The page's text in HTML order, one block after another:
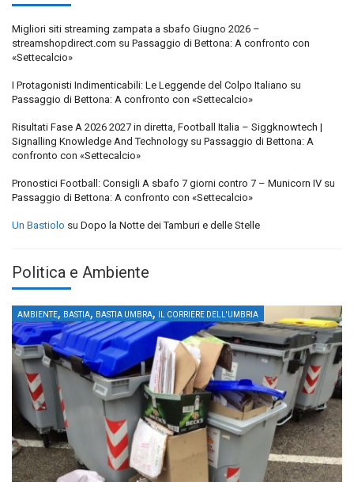
Migliori siti streaming zampata a sbafo Giugno 2026 –
streamshopdirect.com su Passaggio di Bettona: A confronto con
«Settecalcio»
I Protagonisti Indimenticabili: Le Leggende del Colpo Italiano su
Passaggio di Bettona: A confronto con «Settecalcio»
Risultati Fase A 2026 2027 in diretta, Football Italia – Siggknowtech |
Signalling Knowledge And Technology su Passaggio di Bettona: A
confronto con «Settecalcio»
Pronostici Football: Consigli A sbafo 7 giorni contro 7 – Municorn IV su
Passaggio di Bettona: A confronto con «Settecalcio»
Un Bastiolo su Dopo la Notte dei Tamburi e delle Stelle
Politica e Ambiente
AMBIENTE, BASTIA, BASTIA UMBRA, IL CORRIERE DELL'UMBRIA